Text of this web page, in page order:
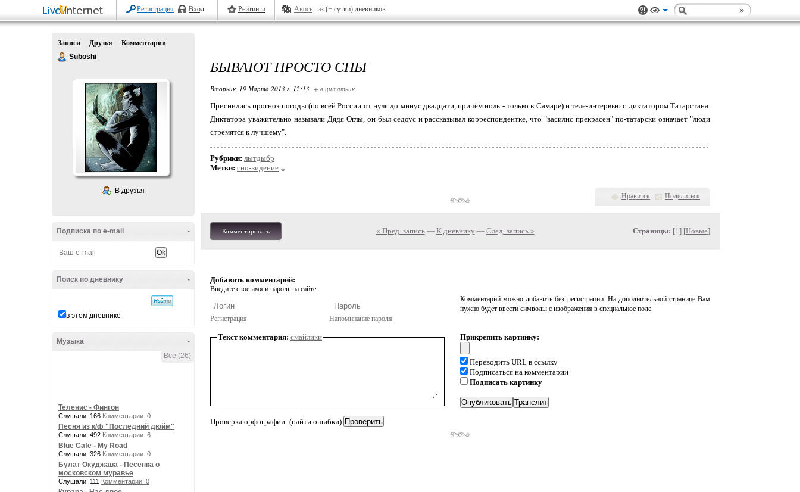
Регистрация Вход Рейтинги Авось из (+ сутки) дневников
Записи Друзья
Комментарии
Suboshi
В друзья
-
Подписка по e-mail
-
Поиск по дневнику
в этом дневнике
-
Музыка
Все (26)
Теленис - Фингон
Слушали: 166 Комментарии: 0
Песня из к/ф "Последний дюйм"
Слушали: 492 Комментарии: 6
Blue Cafe - My Road
Слушали: 326 Комментарии: 0
Булат Окуджава - Песенка о
московском муравье
Слушали: 111 Комментарии: 0
БЫВАЮТ ПРОСТО СНЫ
Вторник, 19 Марта 2013 г. 12:13 + в цитатник
Приснились прогноз погоды (по всей России от нуля до минус двадцати, причём ноль - только в Самаре) и теле-интервью с диктатором Татарстана.
Диктатора уважительно называли Дядя Оглы, он был седоус и рассказывал корреспондентке, что "василис прекрасен" по-татарски означает "люди
стремятся к лучшему".
Рубрики: лытдыбр
Метки: сно-видение
Нравится Поделиться
Комментировать « Пред. запись— К дневнику — След. запись » Страницы: [1] [Новые]
Добавить комментарий:
Введите свое имя и пароль на сайте:
Регистрация Напоминание пароля
Комментарий можно добавить без регистрации. На дополнительной странице Вам
нужно будет ввести символы с изображения в специальное поле.
Текст комментария: смайлики
Проверка орфографии: (найти ошибки)
Прикрепить картинку:
Переводить URL в ссылку
Подписаться на комментарии
Подписать картинку